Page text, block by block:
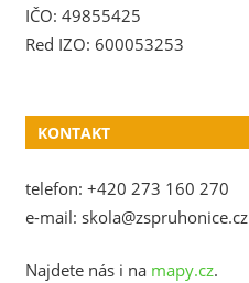
IČO: 49855425
Red IZO: 600053253
KONTAKT
telefon: +420 273 160 270
e-mail: skola@zspruhonice.cz
Najdete nás i na mapy.cz.